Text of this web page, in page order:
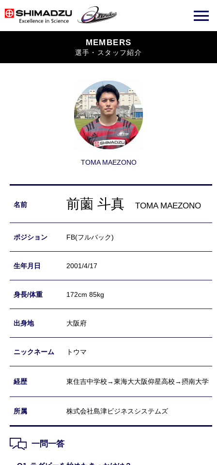
MEMBERS
選手・スタッフ紹介
TOMA MAEZONO
前薗 斗真 TOMA MAEZONO
FB(フルバック)
2001/4/17
172cm 85kg
大阪府
トウマ
東住吉中学校→東海大大阪仰星高校→摂南大学
株式会社島津ビジネスシステムズ
一問一答